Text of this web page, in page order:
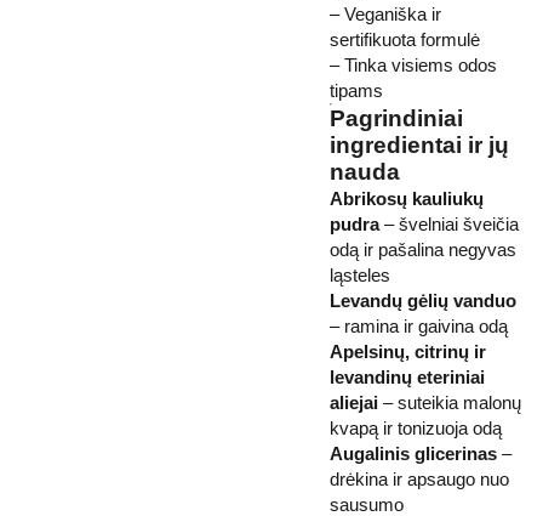
– Veganiška ir
sertifikuota formulė
– Tinka visiems odos
tipams
Pagrindiniai
ingredientai ir jų
nauda
Abrikosų kauliukų
pudra– švelniai šveičia
odą ir pašalina negyvas
ląsteles
Levandų gėlių vanduo
– ramina ir gaivina odą
Apelsinų, citrinų ir
levandinų eteriniai
aliejai – suteikia malonų
kvapą ir tonizuoja odą
Augalinis glicerinas –
drėkina ir apsaugo nuo
sausumo